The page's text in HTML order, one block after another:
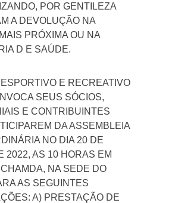
POR GENTILEZA
A DEVOLUÇÃO NA
PRÓXIMA OU NA
D E SAÚDE.
E RECREATIVO
SEUS SÓCIOS,
E CONTRIBUINTES
DA ASSEMBLEIA
NO DIA 20 DE
2022, AS 10 HORAS EM
NA SEDE DO
AS SEGUINTES
A) PRESTAÇÃO DE